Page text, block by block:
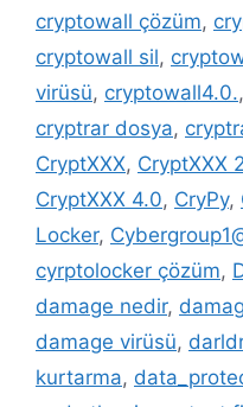
cryptowall çözüm,
cryptowall sil,
virüsü, cryptowall4.0.,
cryptrar dosya,
CryptXXX, CryptXXX
CryptXXX 4.0, CryPy,
Locker,
cyrptolocker çözüm,
damage nedir,
damage virüsü,
kurtarma,